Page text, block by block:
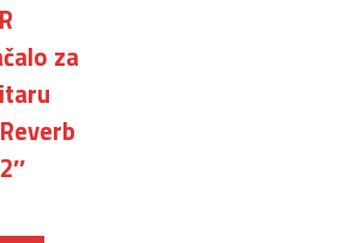
za